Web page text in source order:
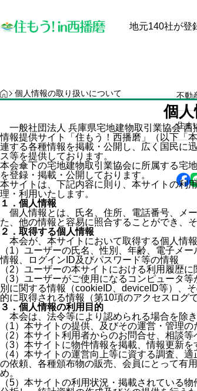
不動
住ま
地元140社が登
【中古戸建オーナー必
陽光発電と蓄電池は本
気代を安くするのか？
らしのメリット・デメリ
徹底解説！
2025.10.28
HOME
個人情報の取り扱いについて
個
一般社団法人 兵庫県宅地建物取引業協会 西
情報提供サイト「住もう！西播磨」（以下「
連する各種情報を掲載・公開し、広く国民に
ス等を提供しております。
本会傘下の宅地建物取引業協会に所属する宅
を登録・掲載・公開しております。
本サイトは、下記内容に則り、本サイトの利
理・利用いたします。
１．個人情報
個人情報とは、氏名、住所、電話番号、メ
た、他の情報と容易に照合することができ、
２．取得する個人情報
本会が、本サイトにおいて取得する個人情報
（1） ユーザーの氏名、性別、年齢、電子メ
情報、ログインID及びパスワード等の情報
（2） ユーザーの本サイトにおける利用履歴
（3） ユーザーがご使用になるコンピュータ
別に関する情報（cookieID、deviceID等）、
的に取得される情報（第10項のアクセスログ
３．個人情報の利用目的
本会は、法令等により認められる場合を除
（1） 本サイトの提供、及びその運営・管理の
（2） 本サイト利用者からのお問合せ、相談等
（3） 本サイトに物件情報を掲載、情報更新を
（4） 本サイトの運営向上等に資する調査、
の依頼、各種頒布物の販売、会員にとって有
め。
（5） 本サイトの利用状況・掲載されている